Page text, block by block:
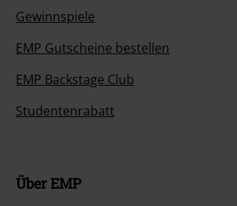
Gewinnspiele
EMP Gutscheine bestellen
EMP Backstage Club
Studentenrabatt
Über EMP